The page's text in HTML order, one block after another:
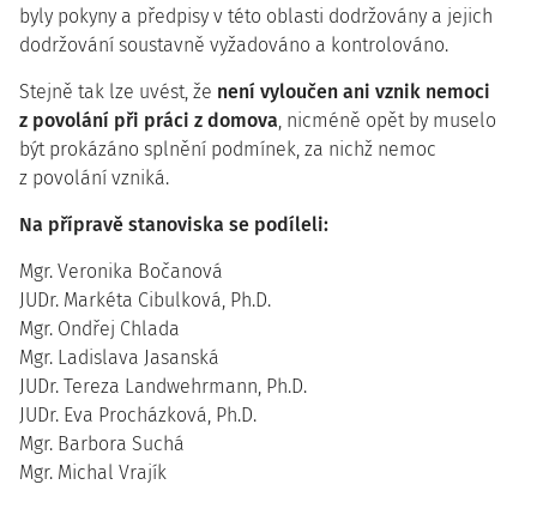
byly pokyny a předpisy v této oblasti dodržovány a jejich
dodržování soustavně vyžadováno a kontrolováno.
Stejně tak lze uvést, že není vyloučen ani vznik nemoci
z povolání při práci z domova, nicméně opět by muselo
být prokázáno splnění podmínek, za nichž nemoc
z povolání vzniká.
Na přípravě stanoviska se podíleli:
Mgr. Veronika Bočanová
JUDr. Markéta Cibulková, Ph.D.
Mgr. Ondřej Chlada
Mgr. Ladislava Jasanská
JUDr. Tereza Landwehrmann, Ph.D.
JUDr. Eva Procházková, Ph.D.
Mgr. Barbora Suchá
Mgr. Michal Vrajík